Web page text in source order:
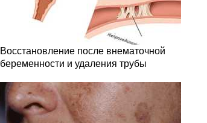
Восстановление после внематочной
беременности и удаления трубы